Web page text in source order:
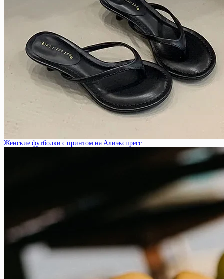
Женские футболки с принтом на Алиэкспресс